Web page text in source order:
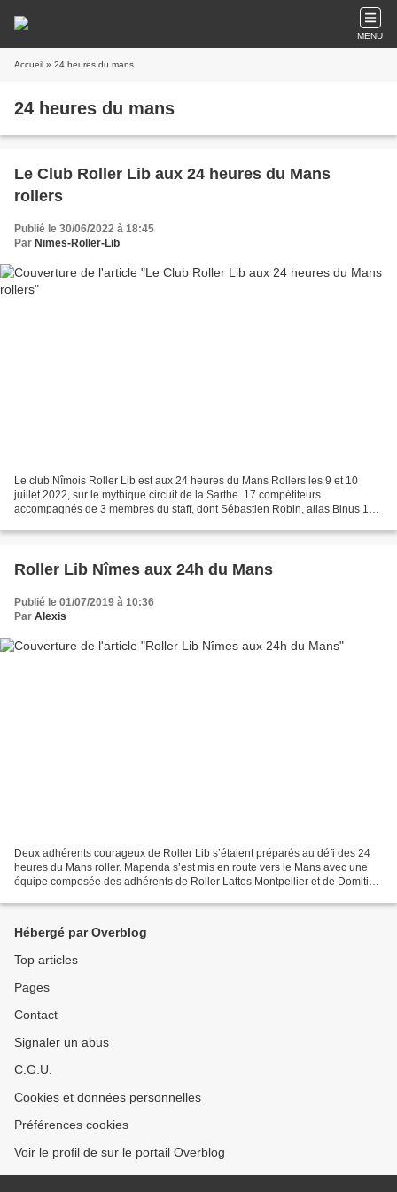
MENU
Accueil » 24 heures du mans
24 heures du mans
Le Club Roller Lib aux 24 heures du Mans
rollers
Publié le 30/06/2022 à 18:45
Par Nimes-Roller-Lib
Le club Nîmois Roller Lib est aux 24 heures du Mans Rollers les 9 et 10
juillet 2022, sur le mythique circuit de la Sarthe. 17 compétiteurs
accompagnés de 3 membres du staff, dont Sébastien Robin, alias Binus 1er,
Roller Lib Nîmes aux 24h du Mans
Publié le 01/07/2019 à 10:36
Par Alexis
Deux adhérents courageux de Roller Lib s’étaient préparés au défi des 24
heures du Mans roller. Mapenda s’est mis en route vers le Mans avec une
équipe composée des adhérents de Roller Lattes Montpellier et de Domitia
Hébergé par Overblog
Top articles
Pages
Contact
Signaler un abus
C.G.U.
Cookies et données personnelles
Préférences cookies
Voir le profil de sur le portail Overblog